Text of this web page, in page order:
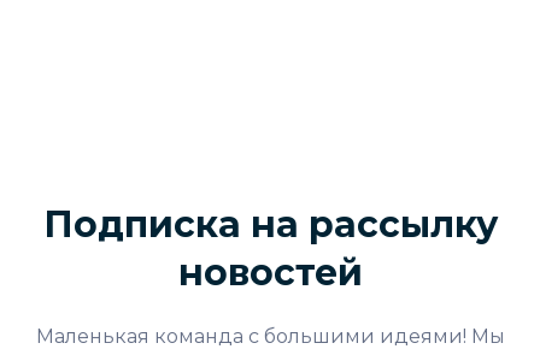
Подписка на рассылку
новостей
Маленькая команда с большими идеями! Мы